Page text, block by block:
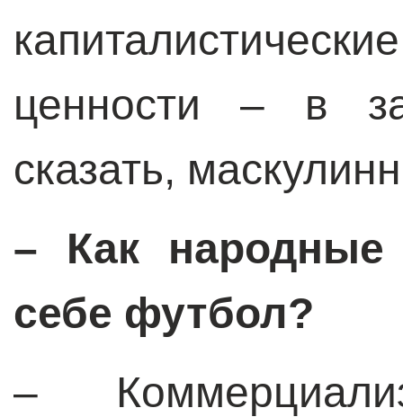
ценности – в
сказать,
– Как народные
себе футбол?
–